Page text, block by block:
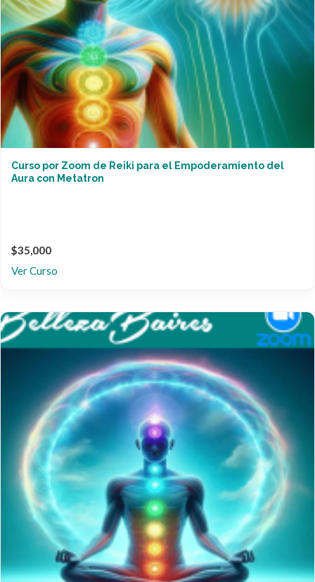
Curso por Zoom de Reiki para el Empoderamiento del
Aura con Metatron
$35,000
Ver Curso